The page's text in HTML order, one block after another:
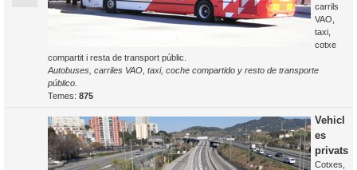
carrils
VAO,
taxi,
cotxe
compartit i resta de transport públic.
Autobuses, carriles VAO, taxi, coche compartido y resto de transporte
público.
Temes: 875
Vehicl
es
privats
Cotxes,